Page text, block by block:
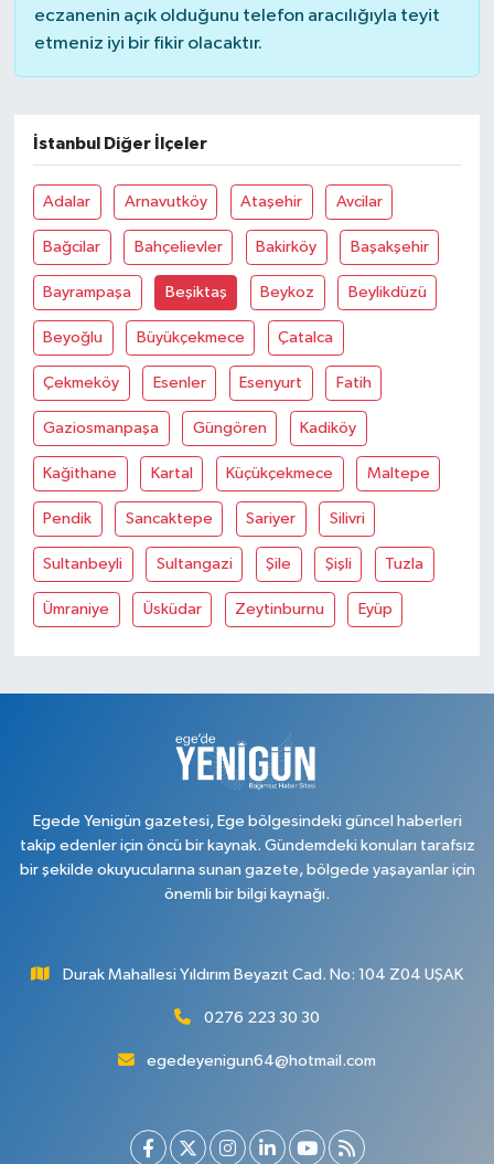
eczanenin açık olduğunu telefon aracılığıyla teyit
etmeniz iyi bir fikir olacaktır.
İstanbul Diğer İlçeler
Adalar Arnavutköy Ataşehir Avcilar
Bağcilar Bahçelievler Bakirköy Başakşehir
Bayrampaşa Beşiktaş Beykoz Beylikdüzü
Beyoğlu Büyükçekmece Çatalca
Çekmeköy Esenler Esenyurt Fatih
Gaziosmanpaşa Güngören Kadiköy
Kağithane Kartal Küçükçekmece Maltepe
Pendik Sancaktepe Sariyer Silivri
Sultanbeyli Sultangazi Şile Şişli Tuzla
Ümraniye Üsküdar Zeytinburnu Eyüp
Egede Yenigün gazetesi, Ege bölgesindeki güncel haberleri
takip edenler için öncü bir kaynak. Gündemdeki konuları tarafsız
bir şekilde okuyucularına sunan gazete, bölgede yaşayanlar için
önemli bir bilgi kaynağı.
Durak Mahallesi Yıldırım Beyazıt Cad. No: 104 Z04 UŞAK
0276 223 30 30
egedeyenigun64@hotmail.com